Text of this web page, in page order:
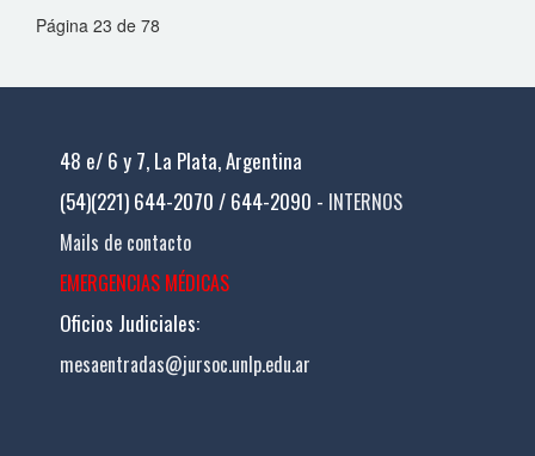
Página 23 de 78
48 e/ 6 y 7, La Plata, Argentina
(54)(221) 644-2070 / 644-2090 - INTERNOS
Mails de contacto
EMERGENCIAS MÉDICAS
Oficios Judiciales:
mesaentradas@jursoc.unlp.edu.ar